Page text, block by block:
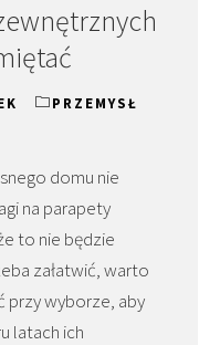
PRZEMYSŁ
domu nie
na parapety
to nie będzie
załatwić, warto
przy wyborze, aby
latach ich